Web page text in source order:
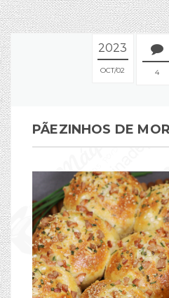
2023
OCT 02 4
PÃEZINHOS DE